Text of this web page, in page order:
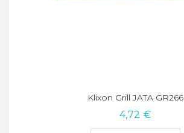
Klixon Grill JATA GR266
4,72 €